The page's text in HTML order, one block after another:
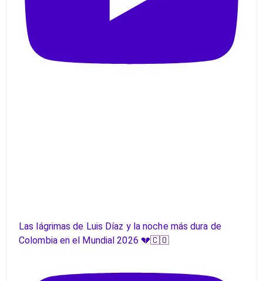
Las lágrimas de Luis Díaz y la noche más dura de
Colombia en el Mundial 2026 💔🇨🇴